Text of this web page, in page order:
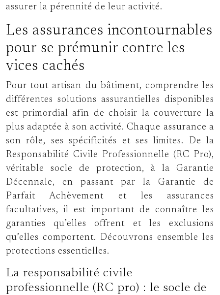
assurer la pérennité de leur activité.
Les assurances incontournables
pour se prémunir contre les
vices cachés
Pour tout artisan du bâtiment, comprendre les
différentes solutions assurantielles disponibles
est primordial afin de choisir la couverture la
plus adaptée à son activité. Chaque assurance a
son rôle, ses spécificités et ses limites. De la
Responsabilité Civile Professionnelle (RC Pro),
véritable socle de protection, à la Garantie
Décennale, en passant par la Garantie de
Parfait Achèvement et les assurances
facultatives, il est important de connaître les
garanties qu’elles offrent et les exclusions
qu’elles comportent. Découvrons ensemble les
protections essentielles.
La responsabilité civile
professionnelle (RC pro) : le socle de